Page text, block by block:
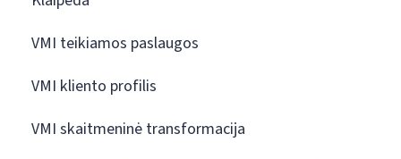
VMI teikiamos paslaugos
VMI kliento profilis
VMI skaitmeninė transformacija